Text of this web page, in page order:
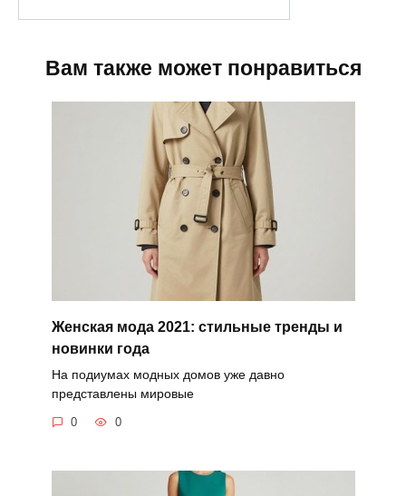
Вам также может понравиться
Женская мода 2021: стильные тренды и
новинки года
На подиумах модных домов уже давно
представлены мировые
0 0